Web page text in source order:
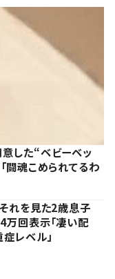
した“ベビーベッ
闘魂こめられてるわ
れを見た2歳息子
回表示「凄い配
症レベル」